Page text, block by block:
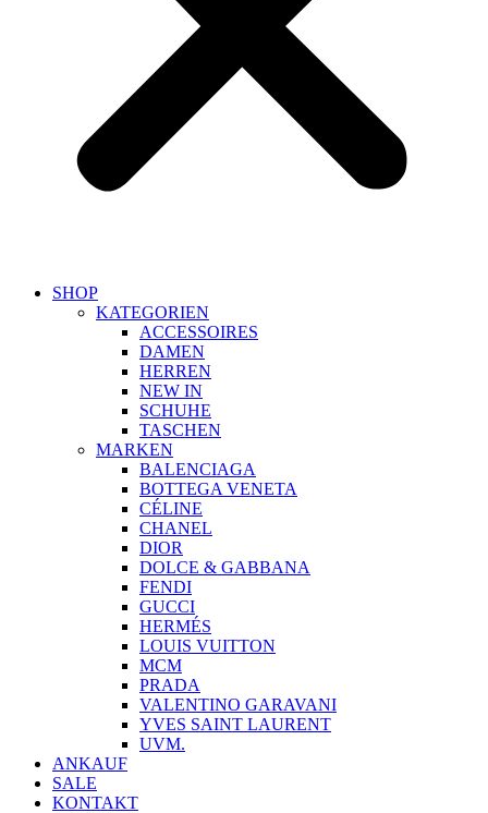
SHOP
KATEGORIEN
ACCESSOIRES
DAMEN
HERREN
NEW IN
SCHUHE
TASCHEN
MARKEN
BALENCIAGA
BOTTEGA VENETA
CÉLINE
CHANEL
DIOR
DOLCE & GABBANA
FENDI
GUCCI
HERMÉS
LOUIS VUITTON
MCM
PRADA
VALENTINO GARAVANI
YVES SAINT LAURENT
UVM.
ANKAUF
SALE
KONTAKT